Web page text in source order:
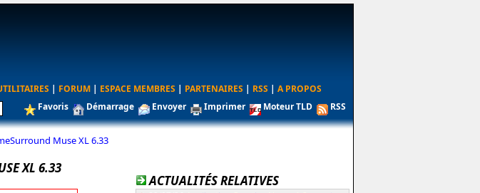
| FORUM | ESPACE MEMBRES | PARTENAIRES | RSS | A PROPOS
Favoris Démarrage Envoyer Imprimer Moteur TLD RSS
Muse XL 6.33
XL 6.33
ACTUALITÉS RELATIVES